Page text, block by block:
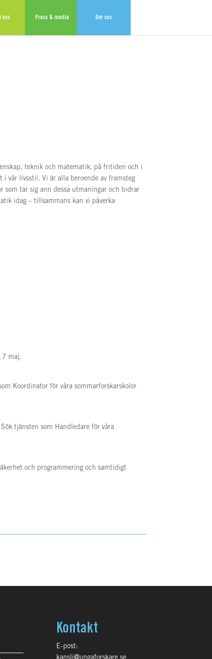
oss Press & media Om oss
teknik och matematik, på fritiden och i
vår livsstil. Vi är alla beroende av framsteg
som tar sig ann dessa utmaningar och bidrar
idag – tillsammans kan vi påverka
maj.
Koordinator för våra sommarforskarskolor
tjänsten som Handledare för våra
och programmering och samtidigt
Kontakt
E-post: